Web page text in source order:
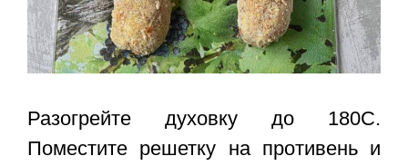
Разогрейте духовку до 180С.
Поместите решетку на противень и